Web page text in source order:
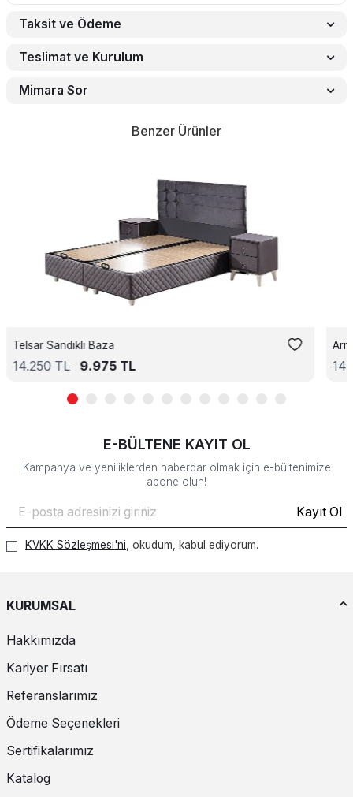
Taksit ve Ödeme
Teslimat ve Kurulum
Mimara Sor
Benzer Ürünler
Telsar Sandıklı Baza
14.250TL 9.975TL
E-BÜLTENE KAYIT OL
Kampanya ve yeniliklerden haberdar olmak için e-bültenimize
abone olun!
Kayıt Ol
KVKK Sözleşmesi'ni, okudum, kabul ediyorum.
KURUMSAL
Hakkımızda
Kariyer Fırsatı
Referanslarımız
Ödeme Seçenekleri
Sertifikalarımız
Katalog